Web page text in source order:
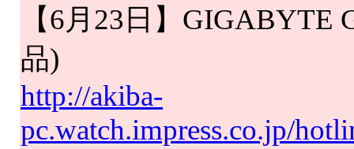
【6月23日】
品)
http://akiba-
pc.watch.impress.co.jp/